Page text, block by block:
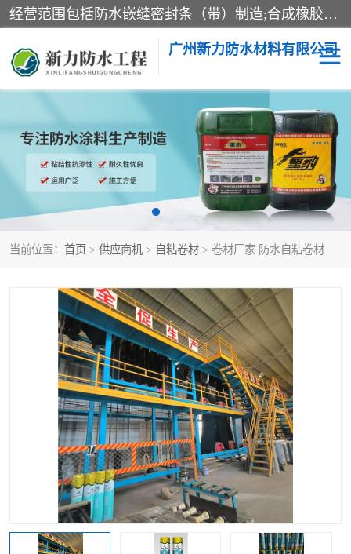
经营范围包括防水嵌缝密封条（带）制造;合成橡胶制造（监控化学品、危险化学品除外）;沥青混合物制造;防水胶粘带制造;其他合成材料制造（监控化学品、危险化学品除外）;涂料制造（监控化学品、危险化学品除外）;建筑结构防水补漏;防水建筑材料制造;粘合剂制造（监控化学品、危险化学品除外）;涂料零售;广州新力防水材料有限公司具有1处分支机构。
广州新力防水材料有限公司
当前位置： 首页 > 供应商机 > 自粘卷材 > 卷材厂家 防水自粘卷材
黑豹防水胶 建筑108胶水
乳化沥青防水涂料 自粘卷材
非固化橡胶防水涂料